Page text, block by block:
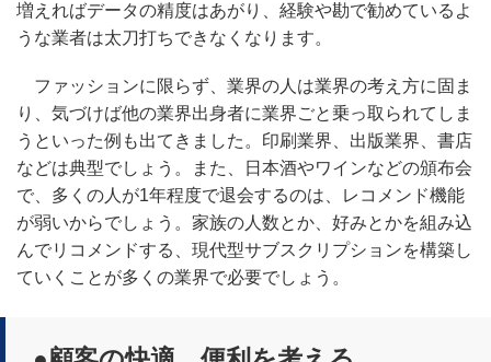
増えればデータの精度はあがり、経験や勘で勧めているよ
うな業者は太刀打ちできなくなります。
ファッションに限らず、業界の人は業界の考え方に固ま
り、気づけば他の業界出身者に業界ごと乗っ取られてしま
うといった例も出てきました。印刷業界、出版業界、書店
などは典型でしょう。また、日本酒やワインなどの頒布会
で、多くの人が1年程度で退会するのは、レコメンド機能
が弱いからでしょう。家族の人数とか、好みとかを組み込
んでリコメンドする、現代型サブスクリプションを構築し
ていくことが多くの業界で必要でしょう。